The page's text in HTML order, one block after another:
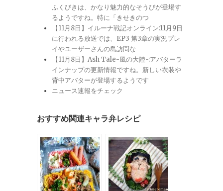
ふくびきは、かなり魅力的なそうびが登場す
るようですね。特に「きせきのつ
【11月8日】イルーナ戦記オンライン:11月9日
に行われる放送では、EP3 第3章の実況プレ
イやユーザーさんの島訪問な
【11月8日】Ash Tale-風の大陸-:アバターラ
インナップの更新情報ですね。新しい衣装や
背中アバターが登場するようです
ニュース速報をチェック
おすすめ関連キャラ弁レシピ